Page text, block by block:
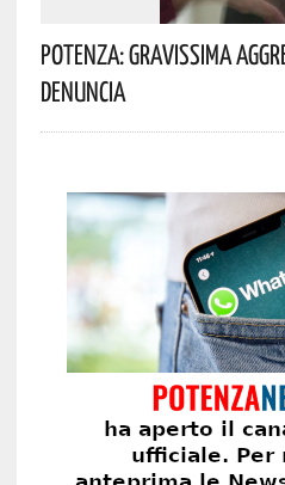
Potenza: Gravissima
Denuncia